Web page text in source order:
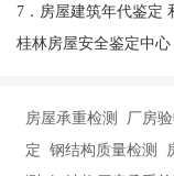
7．房屋建筑年代鉴定
桂林房屋安全鉴定中心
房屋承重检测 厂房
定 钢结构质量检测